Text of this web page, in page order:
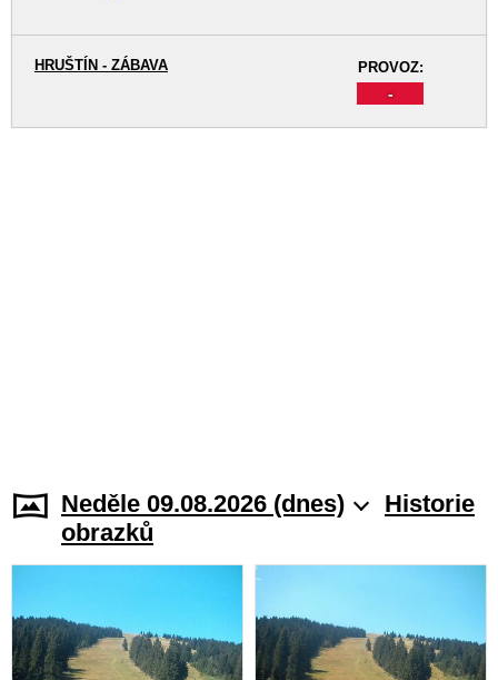
PROVOZ:
-
HRUŠTÍN - ZÁBAVA
Neděle 09.08.2026 (dnes)
Historie
obrazků